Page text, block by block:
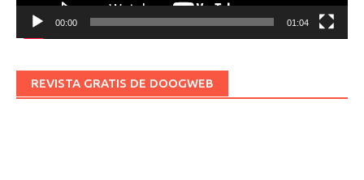
00:00 01:04
REVISTA GRATIS DE DOOGWEB